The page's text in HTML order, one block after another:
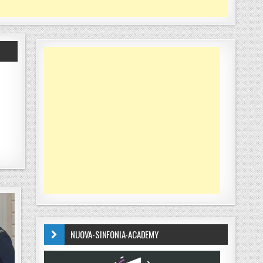
NUOVA-SINFONIA-ACADEMY